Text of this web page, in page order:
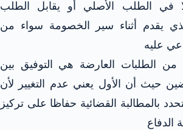
في الطلب الأصلي أو يقابل الطلب
يقدم أثناء سير الخصومة سواء من
عليه
من الطلبات العارضة هي التوفيق بين
حيث أن الأول يعني عدم التغيير لأن
بالمطالبة القضائية حفاظا على تركيز
الدفاع